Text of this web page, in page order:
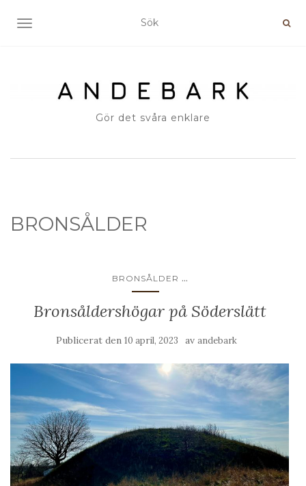
SLÅ PÅ/AV NAVIGERING
Gör det svåra enklare
BRONSÅLDER
BRONSÅLDER ...
Bronsåldershögar på Söderslätt
Publicerat den 10 april, 2023 av andebark